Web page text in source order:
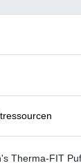
Therma-FIT